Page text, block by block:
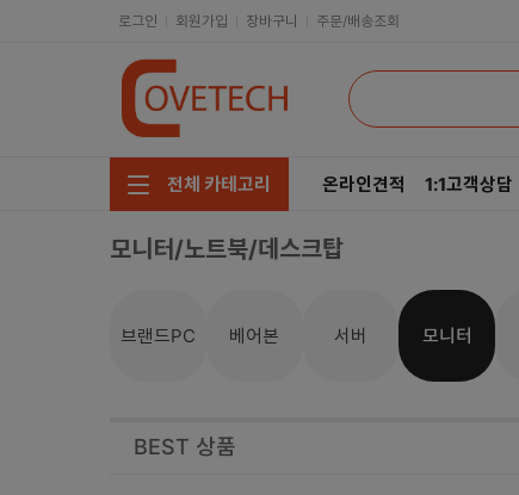
로그인 회원가입 장바구니 주문/배송조회
전체 카테고리
주요부품/키보드/마우스
소프트웨어/멀티탭/공구
메인보드
온라인견적 1:1고객상담
모니터/노트북/데스크탑
브랜드PC 베어본 서버 모니터
BEST 상품